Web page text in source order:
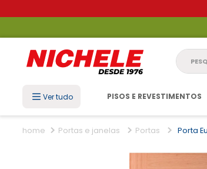
Ver tudo PISOS E REVESTIMENTOS
Portas e janelas Portas Porta